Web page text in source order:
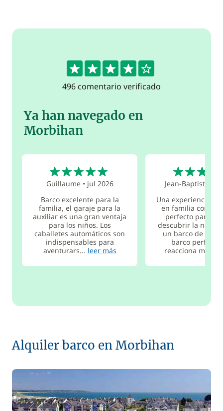
4.4
496 comentario verificado
Ya han navegado en
Morbihan
Guillaume• jul 2026
Barco excelente para la
familia, el garaje para la
auxiliar es una gran ventaja
para los niños. Los
caballetes automáticos son
indispensables para
aventurars... leer más
Jean-Baptiste
Una experiencia
en familia con un
perfecto para
descubrir la
un barco de
barco perfecto
reacciona m...
Alquiler barco en Morbihan